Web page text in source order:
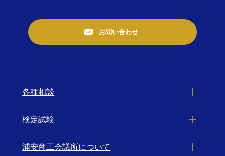
お問い合わせ
各種相談
検定試験
浦安商工会議所について